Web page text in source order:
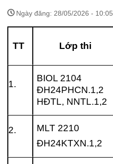
Ngày đăng: 28/05/2026 - 10:05
TT Lớp thi
1.
BIOL 2104
ĐH24PHCN.1,2
HĐTL, NNTL.1,2
2.
MLT 2210
ĐH24KTXN.1,2